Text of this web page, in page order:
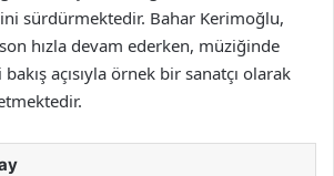
sürdürmektedir. Bahar Kerimoğlu,
hızla devam ederken, müziğinde
açısıyla örnek bir sanatçı olarak